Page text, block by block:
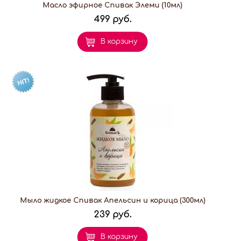
Масло эфирное Спивак Элеми (10мл)
499 руб.
В корзину
Мыло жидкое Спивак Апельсин и корица (300мл)
239 руб.
В корзину